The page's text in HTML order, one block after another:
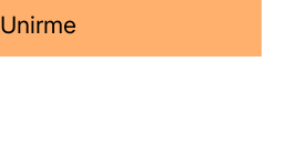
Unirme